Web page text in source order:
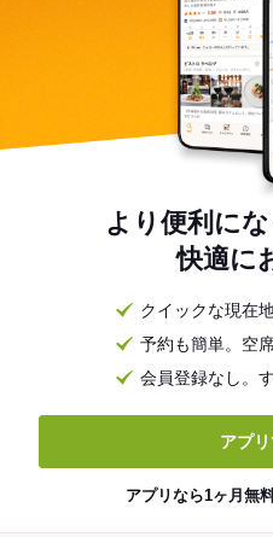
より便利に
快適に
クイックな現在
予約も簡単。空
会員登録なし。
アプリ
アプリなら1ヶ月無